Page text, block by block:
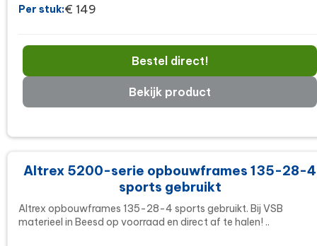
Per stuk:€ 149
Bestel direct!
Bekijk product
Altrex 5200-serie opbouwframes 135-28-4
sports gebruikt
Altrex opbouwframes 135-28-4 sports gebruikt. Bij VSB
materieel in Beesd op voorraad en direct af te halen! ..